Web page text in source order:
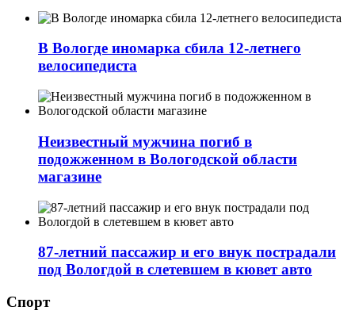
В Вологде иномарка сбила 12-летнего
велосипедиста
Неизвестный мужчина погиб в
подожженном в Вологодской области
магазине
87-летний пассажир и его внук пострадали
под Вологдой в слетевшем в кювет авто
Спорт